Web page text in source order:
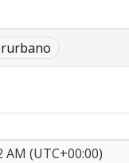
AM (UTC+00:00)